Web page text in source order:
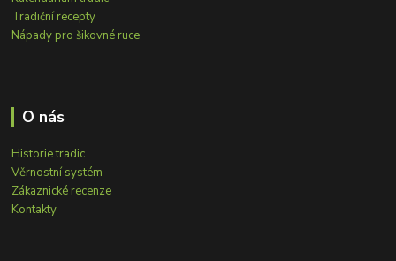
Tradiční recepty
Nápady pro šikovné ruce
O nás
Historie tradic
Věrnostní systém
Zákaznické recenze
Kontakty